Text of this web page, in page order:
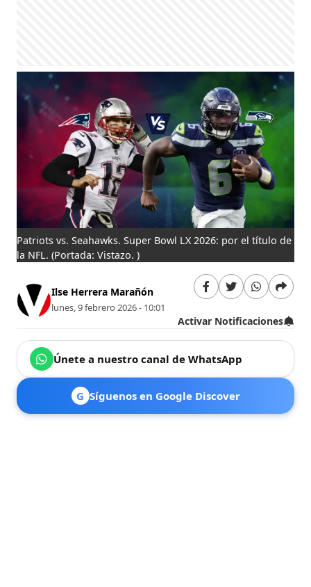
Patriots vs. Seahawks. Super Bowl LX 2026: por el título de
la NFL.(Portada: Vistazo. )
Ilse Herrera Marañón
lunes, 9 febrero 2026 - 10:01
Activar Notificaciones
Únete a nuestro canal de WhatsApp
G Síguenos en Google Discover